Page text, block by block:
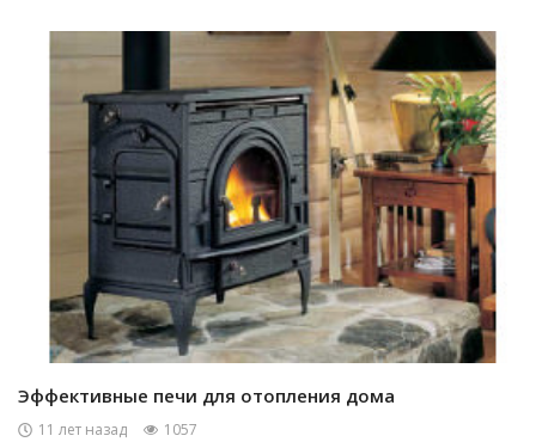
Эффективные печи для отопления дома
11 лет назад
1057